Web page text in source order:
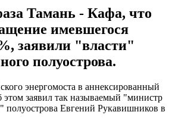
Тамань - Кафа, что
имевшегося
заявили "власти"
полуострова.
энергомоста в аннексированный
заявил так называемый "министр
полуострова Евгений Рукавишников в